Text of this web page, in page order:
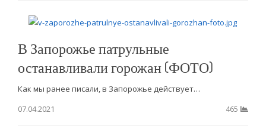
В Запорожье патрульные
останавливали горожан (ФОТО)
Как мы ранее писали, в Запорожье действует…
07.04.2021
465